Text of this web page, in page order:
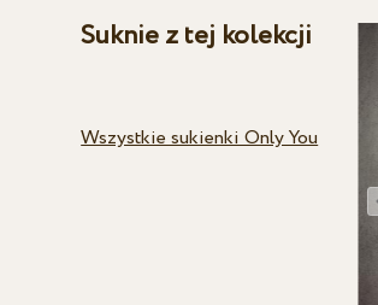
Suknie z tej kolekcji
Wszystkie sukienki Only You